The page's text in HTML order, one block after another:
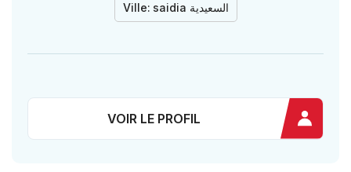
Ville: saidia السعيدية
VOIR LE PROFIL